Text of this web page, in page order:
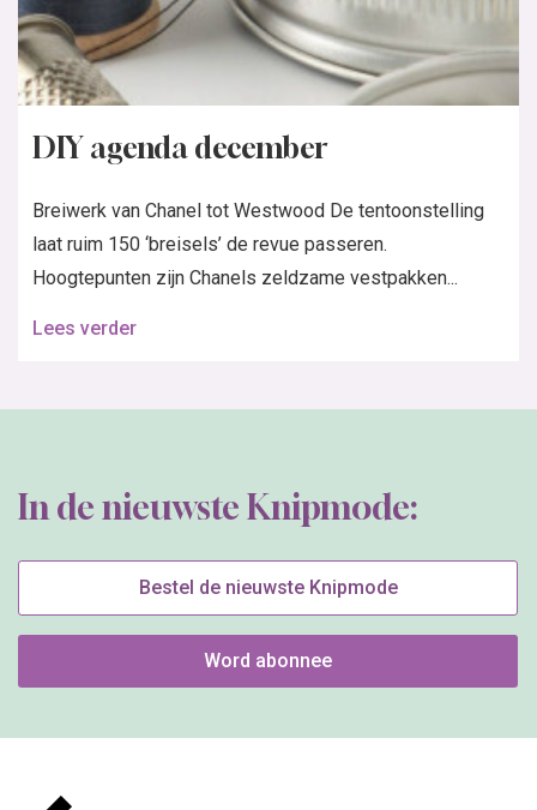
DIY agenda december
Breiwerk van Chanel tot Westwood De tentoonstelling
laat ruim 150 ‘breisels’ de revue passeren.
Hoogtepunten zijn Chanels zeldzame vestpakken...
Lees verder
In de nieuwste Knipmode:
Bestel de nieuwste Knipmode
Word abonnee